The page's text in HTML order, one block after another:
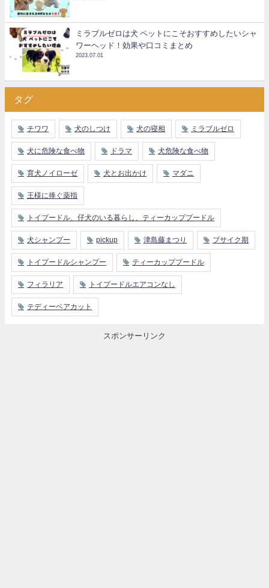
ミラブルゼロは犬 ペットにこそおすすめしたいシャ
ワーヘッド！効果や口コミまとめ
2023.07.01
タグ
チワワ 犬のしつけ 犬の寝相 ミラブルゼロ
犬に危険な食べ物 ドラマ 犬危険な食べ物
育犬ノイローゼ 犬とお出かけ マダニ
王様に捧ぐ薬指
トイプードル、仔犬のいる暮らし、ティーカッププードル
犬シャンプー pickup 津島藤まつり ブサイク期
トイプードルシャンプー ティーカッププードル
フィラリア トイプードルエアコンなし
テディーベアカット
スポンサーリンク